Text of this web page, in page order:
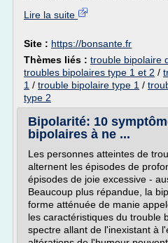
Lire la suite
Site : https://bonsante.fr
Thèmes liés : trouble bipolaire
troubles bipolaires type 1 et 2 /
1 / trouble bipolaire type 1 /
type 2
Bipolarité: 10
bipolaires à ne ...
Les personnes atteintes de
alternent les épisodes de
épisodes de joie excessive -
Beaucoup plus répandue, la
forme atténuée de manie
les caractéristiques du trouble
spectre allant de l'inexistant à